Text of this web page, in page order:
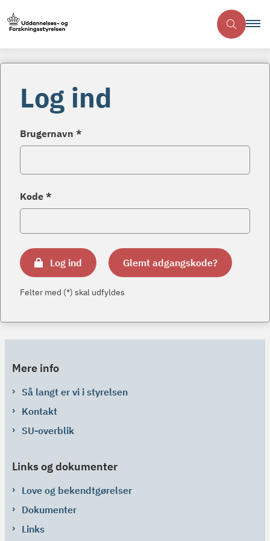
Log ind
Brugernavn *
Kode *
Log ind Glemt adgangskode?
Felter med (*) skal udfyldes
Mere info
Så langt er vi i styrelsen
Kontakt
SU-overblik
Links og dokumenter
Love og bekendtgørelser
Dokumenter
Links